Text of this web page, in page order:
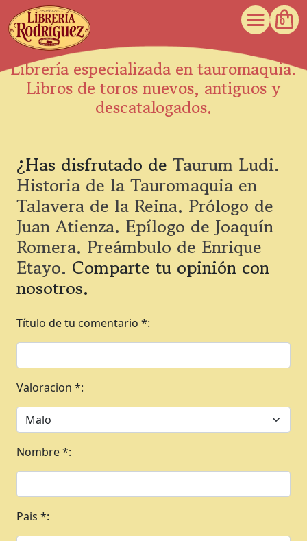
0
Librería especializada en tauromaquia.
Libros de toros nuevos, antiguos y
descatalogados.
¿Has disfrutado de Taurum Ludi.
Historia de la Tauromaquia en
Talavera de la Reina. Prólogo de
Juan Atienza. Epílogo de Joaquín
Romera. Preámbulo de Enrique
Etayo. Comparte tu opinión con
nosotros.
Título de tu comentario *:
Valoracion *:
Nombre *:
Pais *: